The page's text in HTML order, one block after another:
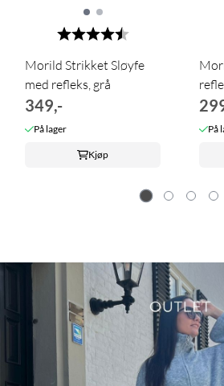
Karakter: 4.8 av 5 mulige
Morild Strikket Sløyfe
med refleks, grå
349,-
På lager
Kjøp
På